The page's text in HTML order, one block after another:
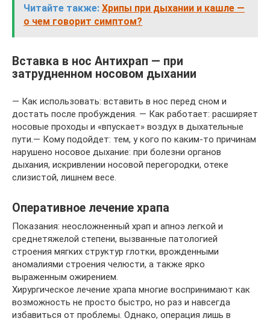
Читайте также: Хрипы при дыхании и кашле —
о чем говорит симптом?
Вставка в нос Антихрап — при
затрудненном носовом дыхании
— Как использовать: вставить в нос перед сном и
достать после пробуждения. — Как работает: расширяет
носовые проходы и «впускает» воздух в дыхательные
пути.— Кому подойдет: тем, у кого по каким-то причинам
нарушено носовое дыхание: при болезни органов
дыхания, искривлении носовой перегородки, отеке
слизистой, лишнем весе.
Оперативное лечение храпа
Показания: неосложненный храп и апноэ легкой и
среднетяжелой степени, вызванные патологией
строения мягких структур глотки, врожденными
аномалиями строения челюсти, а также ярко
выраженным ожирением.
Хирургическое лечение храпа многие воспринимают как
возможность не просто быстро, но раз и навсегда
избавиться от проблемы. Однако, операция лишь в